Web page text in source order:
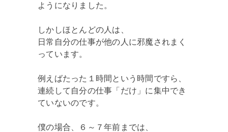
ようになりました。
しかしほとんどの人は、
日常自分の仕事が他の人に邪魔されまく
っています。
例えばたった１時間という時間ですら、
連続して自分の仕事「だけ」に集中でき
ていないのです。
僕の場合、６～７年前までは、